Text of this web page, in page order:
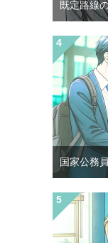
既定路線
国家公務